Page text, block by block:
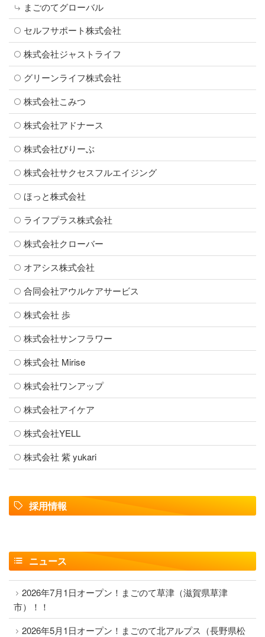
まごのてグローバル
セルフサポート株式会社
株式会社ジャストライフ
グリーンライフ株式会社
株式会社こみつ
株式会社アドナース
株式会社びりーぶ
株式会社サクセスフルエイジング
ほっと株式会社
ライフプラス株式会社
株式会社クローバー
オアシス株式会社
合同会社アウルケアサービス
株式会社 歩
株式会社サンフラワー
株式会社 Mirise
株式会社ワンアップ
株式会社アイケア
株式会社YELL
株式会社 紫 yukari
採用情報
ニュース
2026年7月1日オープン！まごのて草津（滋賀県草津
市）！！
2026年5月1日オープン！まごのて北アルプス（長野県松